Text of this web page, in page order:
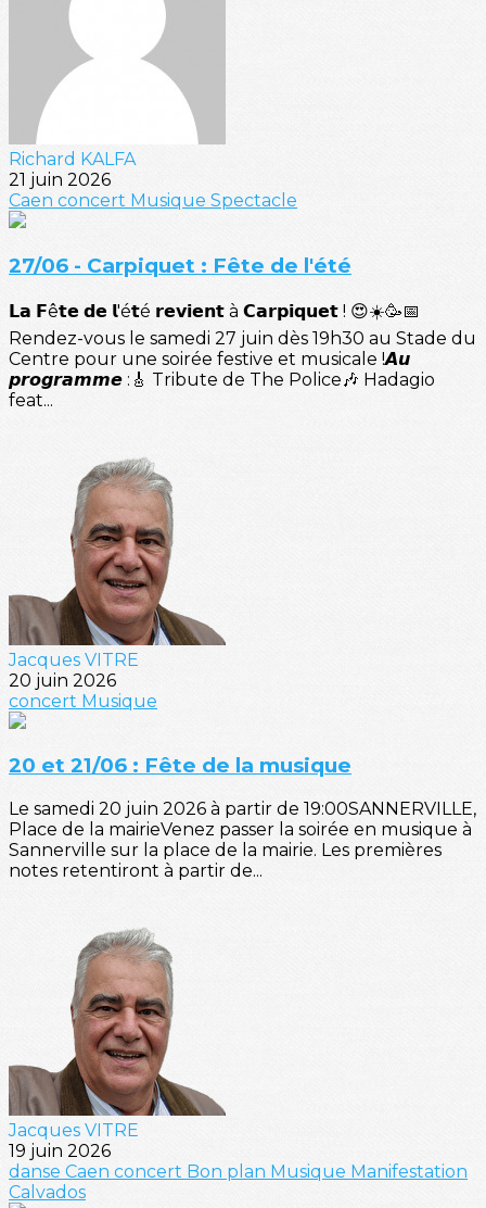
Richard KALFA
21 juin 2026
Caen concert Musique Spectacle
27/06 - Carpiquet : Fête de l'été
𝗟𝗮 𝗙ê𝘁𝗲 𝗱𝗲 𝗹'é𝘁é 𝗿𝗲𝘃𝗶𝗲𝗻𝘁 à 𝗖𝗮𝗿𝗽𝗶𝗾𝘂𝗲𝘁 ! 😍☀️🥳📅
Rendez-vous le samedi 27 juin dès 19h30 au Stade du
Centre pour une soirée festive et musicale !𝘼𝙪
𝙥𝙧𝙤𝙜𝙧𝙖𝙢𝙢𝙚 :🎸 Tribute de The Police🎶 Hadagio
feat...
Jacques VITRE
20 juin 2026
concert Musique
20 et 21/06 : Fête de la musique
Le samedi 20 juin 2026 à partir de 19:00SANNERVILLE,
Place de la mairieVenez passer la soirée en musique à
Sannerville sur la place de la mairie. Les premières
notes retentiront à partir de...
Jacques VITRE
19 juin 2026
danse Caen concert Bon plan Musique Manifestation
Calvados